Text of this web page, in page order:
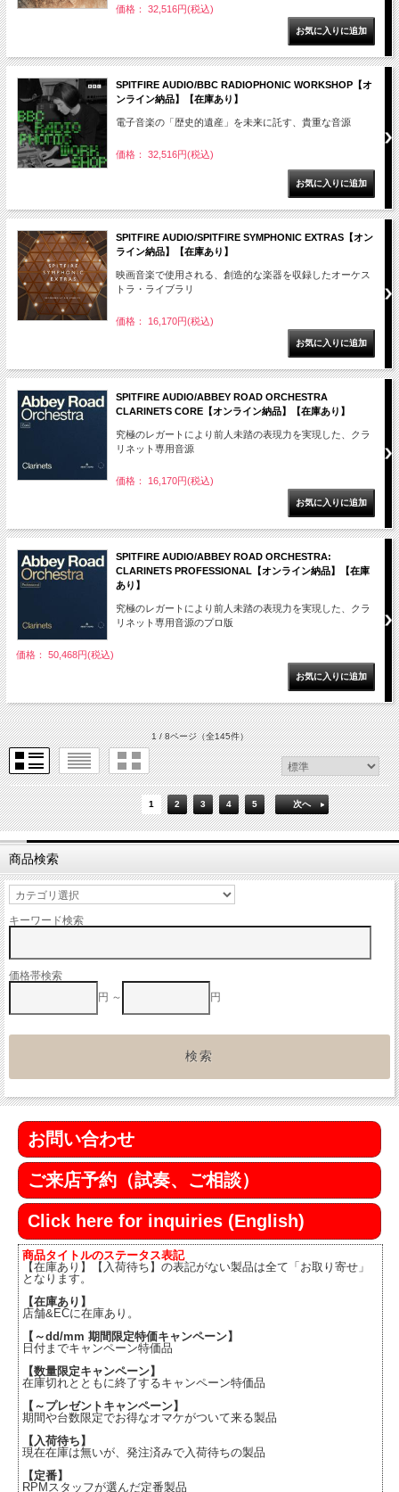
価格： 32,516円(税込)
SPITFIRE AUDIO/BBC RADIOPHONIC WORKSHOP【オ
ンライン納品】【在庫あり】
電子音楽の「歴史的遺産」を未来に託す、貴重な音源
価格： 32,516円(税込)
SPITFIRE AUDIO/SPITFIRE SYMPHONIC EXTRAS【オン
ライン納品】【在庫あり】
映画音楽で使用される、創造的な楽器を収録したオーケス
トラ・ライブラリ
価格： 16,170円(税込)
SPITFIRE AUDIO/ABBEY ROAD ORCHESTRA
CLARINETS CORE【オンライン納品】【在庫あり】
究極のレガートにより前人未踏の表現力を実現した、クラ
リネット専用音源
価格： 16,170円(税込)
SPITFIRE AUDIO/ABBEY ROAD ORCHESTRA:
CLARINETS PROFESSIONAL【オンライン納品】【在庫
あり】
究極のレガートにより前人未踏の表現力を実現した、クラ
リネット専用音源のプロ版
価格： 50,468円(税込)
1 / 8ページ（全145件）
1 2 3 4 5 次へ
商品検索
キーワード検索
価格帯検索
円 ～
円
お問い合わせ
ご来店予約（試奏、ご相談）
Click here for inquiries (English)
商品タイトルのステータス表記
【在庫あり】【入荷待ち】の表記がない製品は全て「お取り寄せ」
となります。
【在庫あり】
店舗&ECに在庫あり。
【～dd/mm 期間限定特価キャンペーン】
日付までキャンペーン特価品
【数量限定キャンペーン】
在庫切れとともに終了するキャンペーン特価品
【～プレゼントキャンペーン】
期間や台数限定でお得なオマケがついて来る製品
【入荷待ち】
現在在庫は無いが、発注済みで入荷待ちの製品
【定番】
RPMスタッフが選んだ定番製品